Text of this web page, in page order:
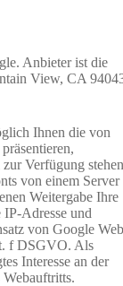
Anbieter ist die
View, CA
Ihnen die von
Verfügung
von einem Server
Weitergabe Ihre
Adresse und
von Google Web
f DSGVO. Als
Interesse an der